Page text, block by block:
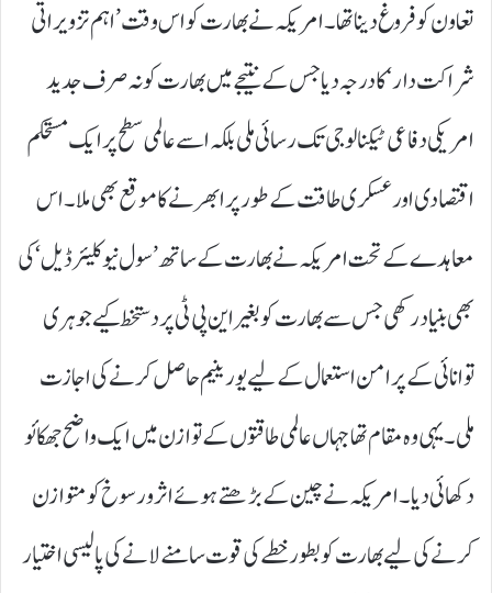
تعاون کو فروغ دینا تھا۔ امریکہ نے بھارت کو اس وقت’ اہم تزویراتی
شراکت دار‘ کا درجہ دیا جس کے نتیجے میں بھارت کو نہ صرف جدید
امریکی دفاعی ٹیکنالوجی تک رسائی ملی بلکہ اسے عالمی سطح پر ایک مستحکم
اقتصادی اور عسکری طاقت کے طور پر ابھرنے کا موقع بھی ملا۔ اس
معاہدے کے تحت امریکہ نے بھارت کے ساتھ ’ سول نیوکلیئر ڈیل‘ کی
بھی بنیاد رکھی جس سے بھارت کو بغیر این پی ٹی پر دستخط کیے جوہری
توانائی کے پرامن استعمال کے لیے یورینیم حاصل کرنے کی اجازت
ملی۔ یہی وہ مقام تھا جہاں عالمی طاقتوں کے توازن میں ایک واضح جھکائو
دکھائی دیا۔ امریکہ نے چین کے بڑھتے ہوئے اثر و رسوخ کو متوازن
کرنے کی لیے بھارت کو بطور خطے کی قوت سامنے لانے کی پالیسی اختیار